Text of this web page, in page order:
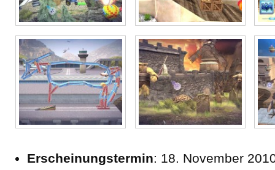
Erscheinungstermin: 18. November